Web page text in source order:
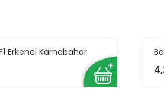
Erkenci Karnabahar